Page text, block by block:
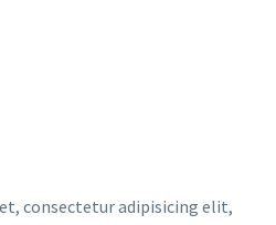
consectetur adipisicing elit,